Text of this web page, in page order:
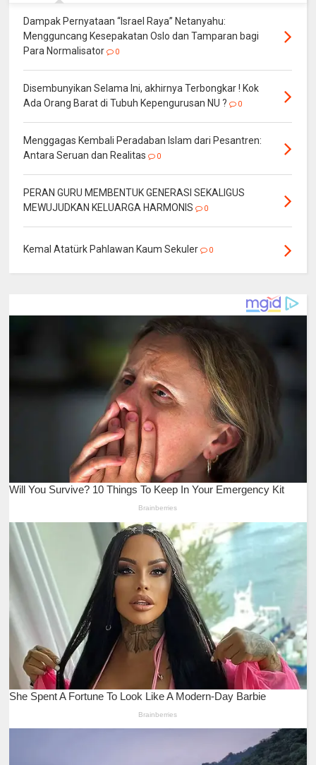
Dampak Pernyataan “Israel Raya” Netanyahu:
Mengguncang Kesepakatan Oslo dan Tamparan bagi
Para Normalisator
0
Disembunyikan Selama Ini, akhirnya Terbongkar ! Kok
Ada Orang Barat di Tubuh Kepengurusan NU ?
0
Menggagas Kembali Peradaban Islam dari Pesantren:
Antara Seruan dan Realitas
0
PERAN GURU MEMBENTUK GENERASI SEKALIGUS
MEWUJUDKAN KELUARGA HARMONIS
0
Kemal Atatürk Pahlawan Kaum Sekuler 0